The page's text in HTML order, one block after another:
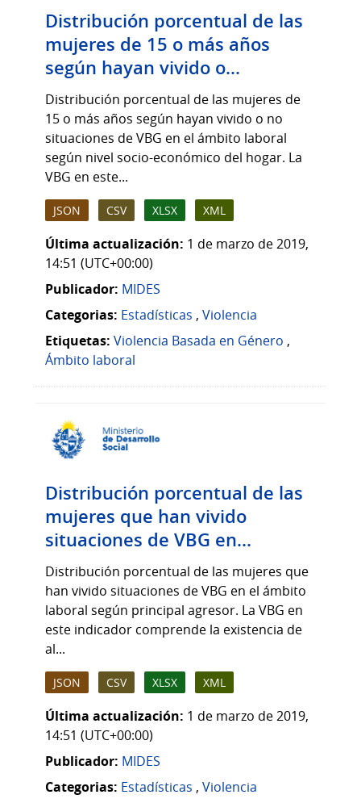
Distribución porcentual de las
mujeres de 15 o más años
según hayan vivido o...
Distribución porcentual de las mujeres de
15 o más años según hayan vivido o no
situaciones de VBG en el ámbito laboral
según nivel socio-económico del hogar. La
VBG en este...
JSON CSV XLSX XML
Última actualización: 1 de marzo de 2019,
14:51 (UTC+00:00)
Publicador: MIDES
Categorias: Estadísticas , Violencia
Etiquetas: Violencia Basada en Género ,
Ámbito laboral
Distribución porcentual de las
mujeres que han vivido
situaciones de VBG en...
Distribución porcentual de las mujeres que
han vivido situaciones de VBG en el ámbito
laboral según principal agresor. La VBG en
este indicador comprende la existencia de
al...
JSON CSV XLSX XML
Última actualización: 1 de marzo de 2019,
14:51 (UTC+00:00)
Publicador: MIDES
Categorias: Estadísticas , Violencia